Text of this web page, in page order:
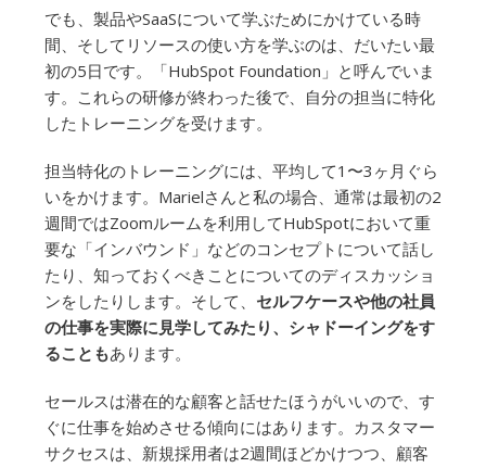
でも、製品やSaaSについて学ぶためにかけている時
間、そしてリソースの使い方を学ぶのは、だいたい最
初の5日です。「HubSpot Foundation」と呼んでいま
す。これらの研修が終わった後で、自分の担当に特化
したトレーニングを受けます。
担当特化のトレーニングには、平均して1〜3ヶ月ぐら
いをかけます。Marielさんと私の場合、通常は最初の2
週間ではZoomルームを利用してHubSpotにおいて重
要な「インバウンド」などのコンセプトについて話し
たり、知っておくべきことについてのディスカッショ
ンをしたりします。そして、 セルフケースや他の社員
の仕事を実際に見学してみたり、シャドーイングをす
ることもあります。
セールスは潜在的な顧客と話せたほうがいいので、す
ぐに仕事を始めさせる傾向にはあります。カスタマー
サクセスは、新規採用者は2週間ほどかけつつ、顧客